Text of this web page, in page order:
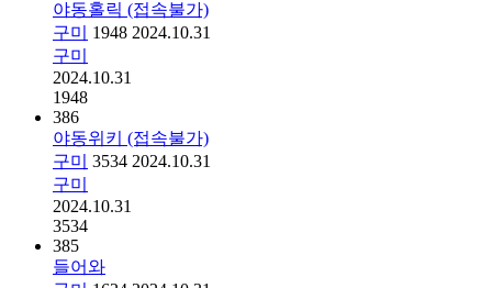
야동홀릭 (접속불가)
구미
1948 2024.10.31
구미
2024.10.31
1948
386
야동위키 (접속불가)
구미
3534 2024.10.31
구미
2024.10.31
3534
385
들어와